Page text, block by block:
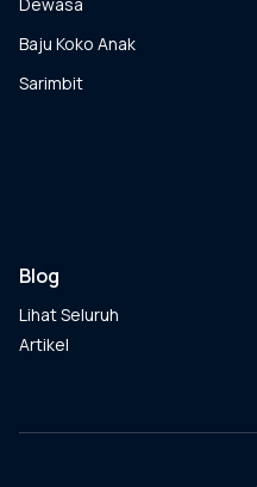
Dewasa
Baju Koko Anak
Sarimbit
Blog
Lihat Seluruh
Artikel